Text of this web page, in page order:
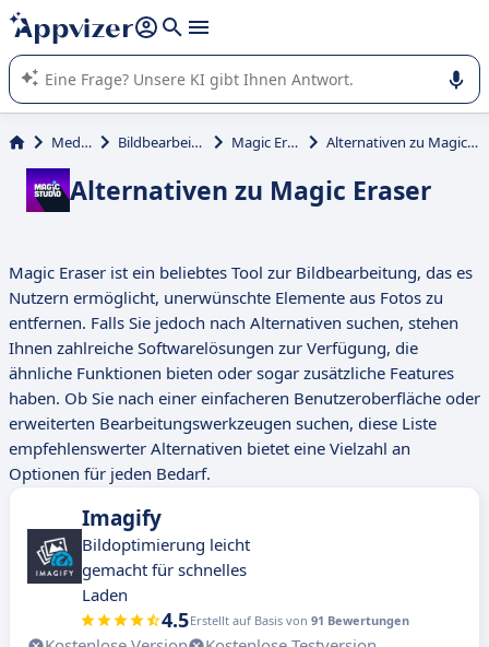
beantworten (mehrere Zeilen mit
Die KI von Appvizer führt Sie bei der Nutzung oder Auswahl
von SaaS-Software in Unternehmen.
Medien Bildbearbeitung Magic Eraser Alternativen zu Magic Eraser
Alternativen zu Magic Eraser
Magic Eraser ist ein beliebtes Tool zur Bildbearbeitung, das es
Nutzern ermöglicht, unerwünschte Elemente aus Fotos zu
entfernen. Falls Sie jedoch nach Alternativen suchen, stehen
Ihnen zahlreiche Softwarelösungen zur Verfügung, die
ähnliche Funktionen bieten oder sogar zusätzliche Features
haben. Ob Sie nach einer einfacheren Benutzeroberfläche oder
erweiterten Bearbeitungswerkzeugen suchen, diese Liste
empfehlenswerter Alternativen bietet eine Vielzahl an
Optionen für jeden Bedarf.
Imagify
Bildoptimierung leicht
gemacht für schnelles
Laden
4.5Erstellt auf Basis von 91 Bewertungen